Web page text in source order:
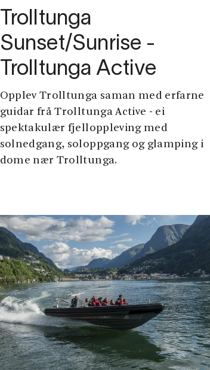
Trolltunga
Sunset/Sunrise -
Trolltunga Active
Opplev Trolltunga saman med erfarne
guidar frå Trolltunga Active - ei
spektakulær fjelloppleving med
solnedgang, soloppgang og glamping i
dome nær Trolltunga.